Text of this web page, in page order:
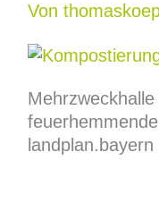
Von
landplan.bayern